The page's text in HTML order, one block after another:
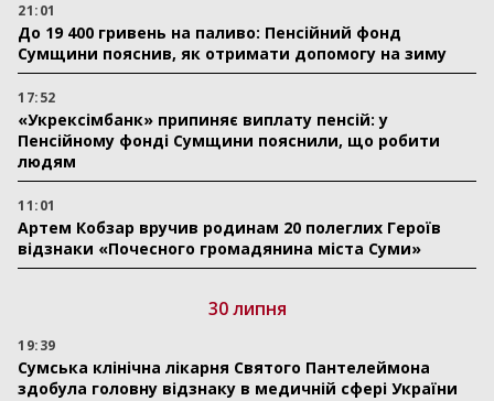
21:01
До 19 400 гривень на паливо: Пенсійний фонд
Сумщини пояснив, як отримати допомогу на зиму
17:52
«Укрексімбанк» припиняє виплату пенсій: у
Пенсійному фонді Сумщини пояснили, що робити
людям
11:01
Артем Кобзар вручив родинам 20 полеглих Героїв
відзнаки «Почесного громадянина міста Суми»
30 липня
19:39
Сумська клінічна лікарня Святого Пантелеймона
здобула головну відзнаку в медичній сфері України